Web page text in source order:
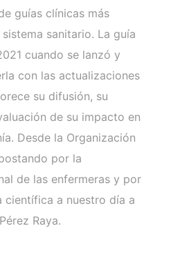
guías clínicas más
sanitario. La guía
cuando se lanzó y
con las actualizaciones
su difusión, su
de su impacto en
Desde la Organización
por la
de las enfermeras y por
científica a nuestro día a
Raya.